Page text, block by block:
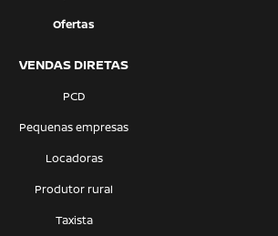
Ofertas
VENDAS DIRETAS
PCD
Pequenas empresas
Locadoras
Produtor rural
Taxista